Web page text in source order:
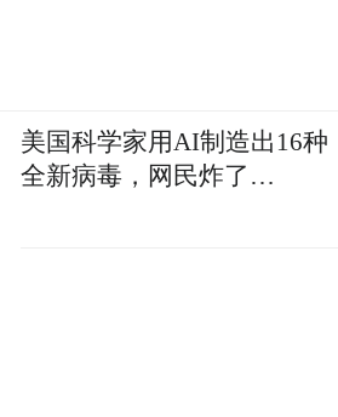
美国科学家用AI制造出16种
全新病毒，网民炸了…